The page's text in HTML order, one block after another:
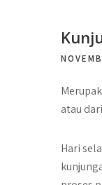
atau
Hari